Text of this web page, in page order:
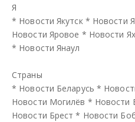
Я
* Новости Якутск * Новости
Новости Яровое * Новости
* Новости Янаул
Страны
* Новости Беларусь *
Новости Могилёв * Новости
Новости Брест * Новости